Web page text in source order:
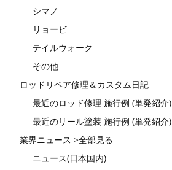
シマノ
リョービ
テイルウォーク
その他
ロッドリペア修理＆カスタム日記
最近のロッド修理 施行例 (単発紹介)
最近のリール塗装 施行例 (単発紹介)
業界ニュース >全部見る
ニュース(日本国内)